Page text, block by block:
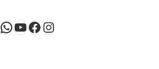
WhatsApp
Youtube
Facebook
Instagram